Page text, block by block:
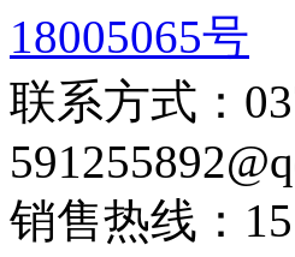
18005065号
联系方式：
销售热线：